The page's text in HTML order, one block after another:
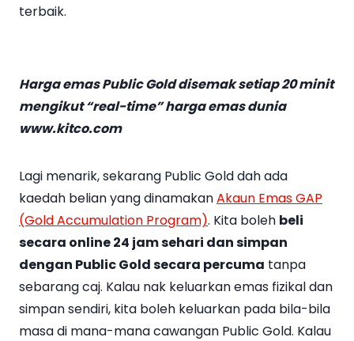
terbaik.
Harga emas Public Gold disemak setiap 20 minit
mengikut “real-time” harga emas dunia
www.kitco.com
Lagi menarik, sekarang Public Gold dah ada
kaedah belian yang dinamakanAkaun Emas GAP
(Gold Accumulation Program). Kita boleh beli
secara online 24 jam sehari dan simpan
dengan Public Gold secara percuma tanpa
sebarang caj. Kalau nak keluarkan emas fizikal dan
simpan sendiri, kita boleh keluarkan pada bila-bila
masa di mana-mana cawangan Public Gold. Kalau